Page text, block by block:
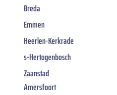
Breda
Emmen
Heerlen-Kerkrade
s-Hertogenbosch
Zaanstad
Amersfoort